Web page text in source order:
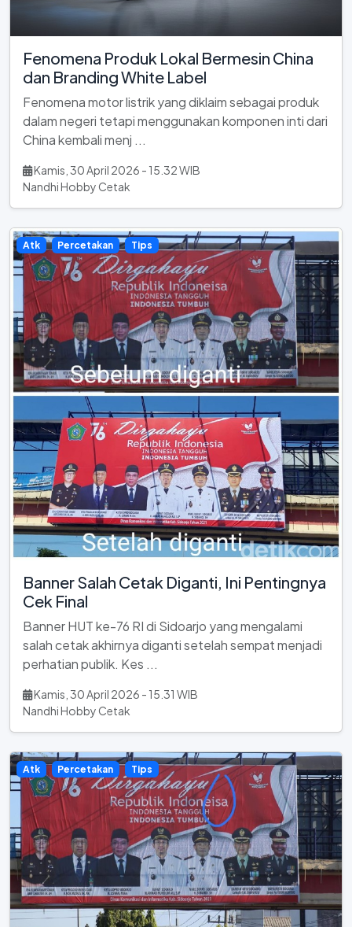
Fenomena Produk Lokal Bermesin China
dan Branding White Label
Fenomena motor listrik yang diklaim sebagai produk
dalam negeri tetapi menggunakan komponen inti dari
China kembali menj ...
Kamis, 30 April 2026 - 15.32 WIB
Nandhi Hobby Cetak
Atk Percetakan Tips
Banner Salah Cetak Diganti, Ini Pentingnya
Cek Final
Banner HUT ke-76 RI di Sidoarjo yang mengalami
salah cetak akhirnya diganti setelah sempat menjadi
perhatian publik. Kes ...
Kamis, 30 April 2026 - 15.31 WIB
Nandhi Hobby Cetak
Atk Percetakan Tips